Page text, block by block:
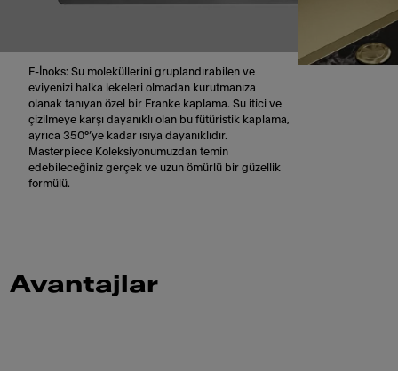
F-İnoks: Su moleküllerini gruplandırabilen ve
eviyenizi halka lekeleri olmadan kurutmanıza
olanak tanıyan özel bir Franke kaplama. Su itici ve
çizilmeye karşı dayanıklı olan bu fütüristik kaplama,
ayrıca 350°’ye kadar ısıya dayanıklıdır.
Masterpiece Koleksiyonumuzdan temin
edebileceğiniz gerçek ve uzun ömürlü bir güzellik
formülü.
Avantajlar